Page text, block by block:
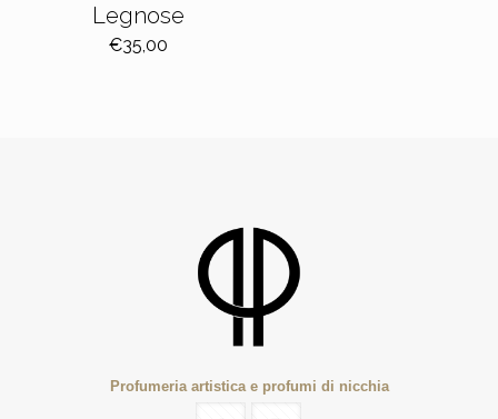
Legnose
€35,00
Profumeria artistica e profumi di nicchia